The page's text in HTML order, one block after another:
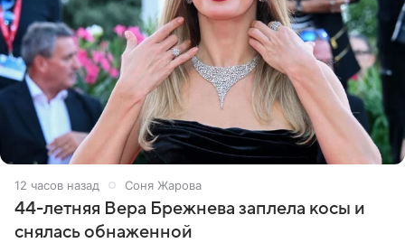
12 часов назад Соня Жарова
44-летняя Вера Брежнева заплела косы и
снялась обнаженной